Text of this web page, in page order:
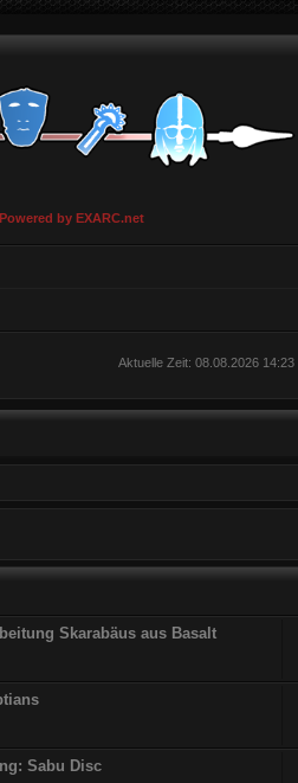
by EXARC.net
Aktuelle Zeit: 08.08.2026 14:23
Skarabäus aus Basalt
Sabu Disc